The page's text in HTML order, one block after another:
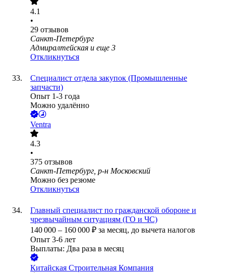
4.1
•
29 отзывов
Санкт-Петербург
Адмиралтейская и еще 3
Откликнуться
Специалист отдела закупок (Промышленные
запчасти)
Опыт 1-3 года
Можно удалённо
Ventra
4.3
•
375 отзывов
Санкт-Петербург, р-н Московский
Можно без резюме
Откликнуться
Главный специалист по гражданской обороне и
чрезвычайным ситуациям (ГО и ЧС)
140 000 – 160 000 ₽ за месяц, до вычета налогов
Опыт 3-6 лет
Выплаты: Два раза в месяц
Китайская Строительная Компания